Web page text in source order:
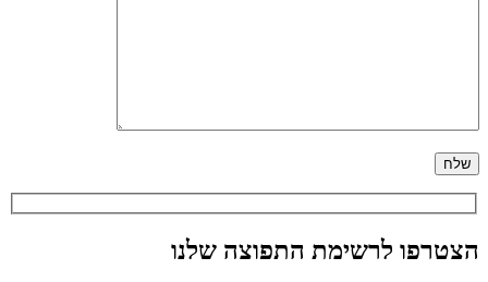
הצטרפו לרשימת התפוצה שלנו